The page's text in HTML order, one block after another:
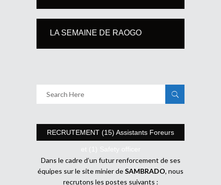
LA SEMAINE DE RAOGO
RECRUTEMENT (15) Assistants Foreurs
et (1) Safety officer
Dans le cadre d’un futur renforcement de ses
équipes sur le site minier deSAMBRADO, nous
recrutons les postes suivants :